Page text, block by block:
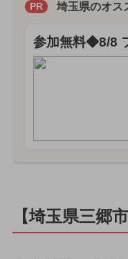
PR 埼玉県のオス
参加無料◆8/8
【埼玉県三郷